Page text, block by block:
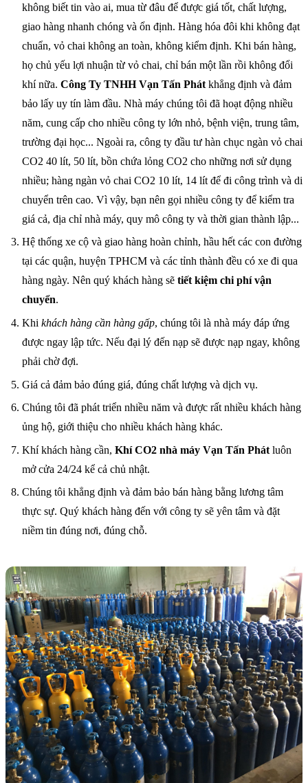
không biết tin vào ai, mua từ đâu để được giá tốt, chất lượng,
giao hàng nhanh chóng và ổn định. Hàng hóa đôi khi không đạt
chuẩn, vỏ chai không an toàn, không kiểm định. Khi bán hàng,
họ chủ yếu lợi nhuận từ vỏ chai, chỉ bán một lần rồi không đổi
khí nữa. Công Ty TNHH Vạn Tấn Phát khẳng định và đảm
bảo lấy uy tín làm đầu. Nhà máy chúng tôi đã hoạt động nhiều
năm, cung cấp cho nhiều công ty lớn nhỏ, bệnh viện, trung tâm,
trường đại học... Ngoài ra, công ty đầu tư hàn chục ngàn vỏ chai
CO2 40 lít, 50 lít, bồn chứa lỏng CO2 cho những nơi sử dụng
nhiều; hàng ngàn vỏ chai CO2 10 lít, 14 lít để đi công trình và di
chuyển trên cao. Vì vậy, bạn nên gọi nhiều công ty để kiểm tra
giá cả, địa chỉ nhà máy, quy mô công ty và thời gian thành lập...
Hệ thống xe cộ và giao hàng hoàn chỉnh, hầu hết các con đường
tại các quận, huyện TPHCM và các tỉnh thành đều có xe đi qua
hàng ngày. Nên quý khách hàng sẽ tiết kiệm chi phí vận
chuyển.
Khi khách hàng cần hàng gấp, chúng tôi là nhà máy đáp ứng
được ngay lập tức. Nếu đại lý đến nạp sẽ được nạp ngay, không
phải chờ đợi.
Giá cả đảm bảo đúng giá, đúng chất lượng và dịch vụ.
Chúng tôi đã phát triển nhiều năm và được rất nhiều khách hàng
ủng hộ, giới thiệu cho nhiều khách hàng khác.
Khí khách hàng cần, Khí CO2 nhà máy Vạn Tấn Phát luôn
mở cửa 24/24 kể cả chủ nhật.
Chúng tôi khẳng định và đảm bảo bán hàng bằng lương tâm
thực sự. Quý khách hàng đến với công ty sẽ yên tâm và đặt
niềm tin đúng nơi, đúng chỗ.